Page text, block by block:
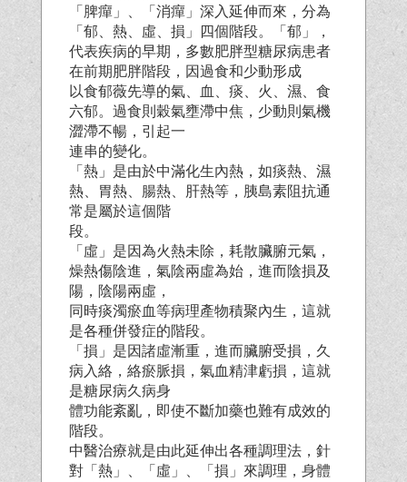
「脾癉」、「消癉」深入延伸而來，分為
「郁、熱、虛、損」四個階段。「郁」，
代表疾病的早期，多數肥胖型糖尿病患者
在前期肥胖階段，因過食和少動形成
以食郁薇先導的氣、血、痰、火、濕、食
六郁。過食則穀氣壅滯中焦，少動則氣機
澀滯不暢，引起一
連串的變化。
「熱」是由於中滿化生內熱，如痰熱、濕
熱、胃熱、腸熱、肝熱等，胰島素阻抗通
常是屬於這個階
段。
「虛」是因為火熱未除，耗散臟腑元氣，
燥熱傷陰進，氣陰兩虛為始，進而陰損及
陽，陰陽兩虛，
同時痰濁瘀血等病理產物積聚內生，這就
是各種併發症的階段。
「損」是因諸虛漸重，進而臟腑受損，久
病入絡，絡瘀脈損，氣血精津虧損，這就
是糖尿病久病身
體功能紊亂，即使不斷加藥也難有成效的
階段。
中醫治療就是由此延伸出各種調理法，針
對「熱」、「虛」、「損」來調理，身體